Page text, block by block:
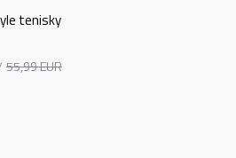
tenisky
55,99EUR